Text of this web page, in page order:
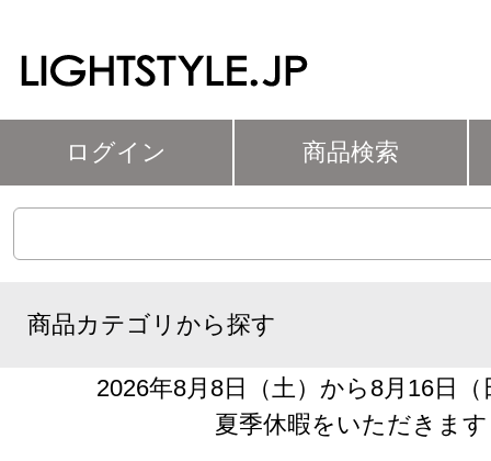
ログイン 商品検索
商品カテゴリから探す
2026年8月8日（土）から8月16日
夏季休暇をいただきます